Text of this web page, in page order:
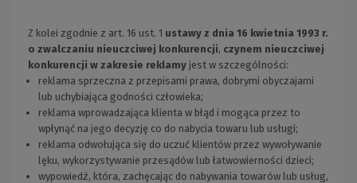
Z kolei zgodnie z art. 16 ust. 1 ustawy z dnia 16 kwietnia 1993 r.
o zwalczaniu nieuczciwej konkurencji, czynem nieuczciwej
konkurencji w zakresie reklamy jest w szczególności:
reklama sprzeczna z przepisami prawa, dobrymi obyczajami
lub uchybiająca godności człowieka;
reklama wprowadzająca klienta w błąd i mogąca przez to
wpłynąć na jego decyzję co do nabycia towaru lub usługi;
reklama odwołująca się do uczuć klientów przez wywoływanie
lęku, wykorzystywanie przesądów lub łatwowierności dzieci;
wypowiedź, która, zachęcając do nabywania towarów lub usług,